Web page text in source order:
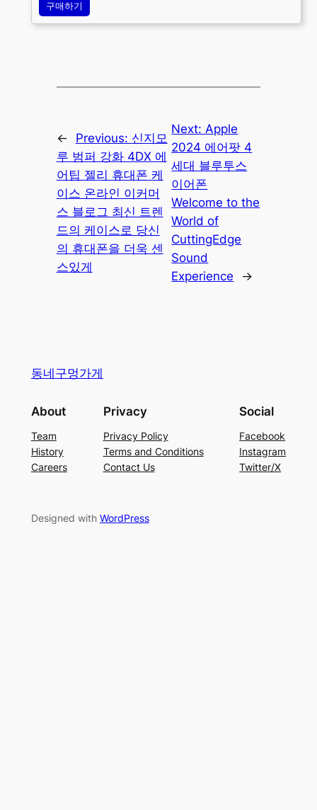
구매하기
← Previous: 신지모
루 범퍼 강화 4DX 에
어팁 젤리 휴대폰 케
이스 온라인 이커머
스 블로그 최신 트렌
드의 케이스로 당신
의 휴대폰을 더욱 센
스있게
Next:Apple
2024 에어팟 4
세대 블루투스
이어폰
Welcome to the
World of
CuttingEdge
Sound
Experience
→
동네구멍가게
About
Team
History
Careers
Privacy
Privacy Policy
Terms and Conditions
Contact Us
Social
Facebook
Instagram
Twitter/X
Designed with WordPress